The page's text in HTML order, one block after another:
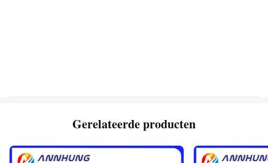
Gerelateerde producten